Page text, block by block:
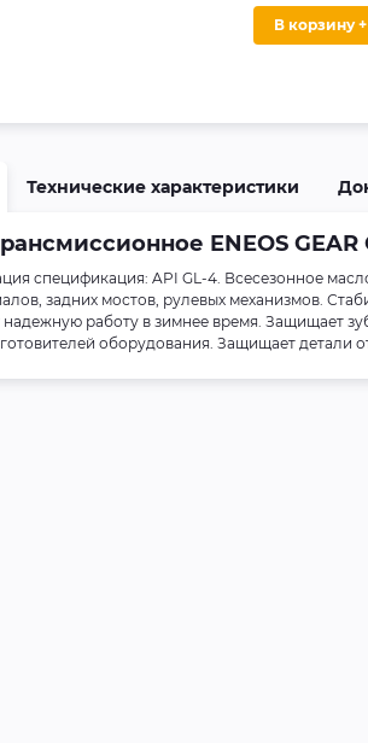
В корзину +
Технические характеристики
ENEOS GEAR
спецификация: API GL-4. Всесезонное
задних мостов, рулевых механизмов.
надежную работу в зимнее время. Защищает
оборудования. Защищает детали